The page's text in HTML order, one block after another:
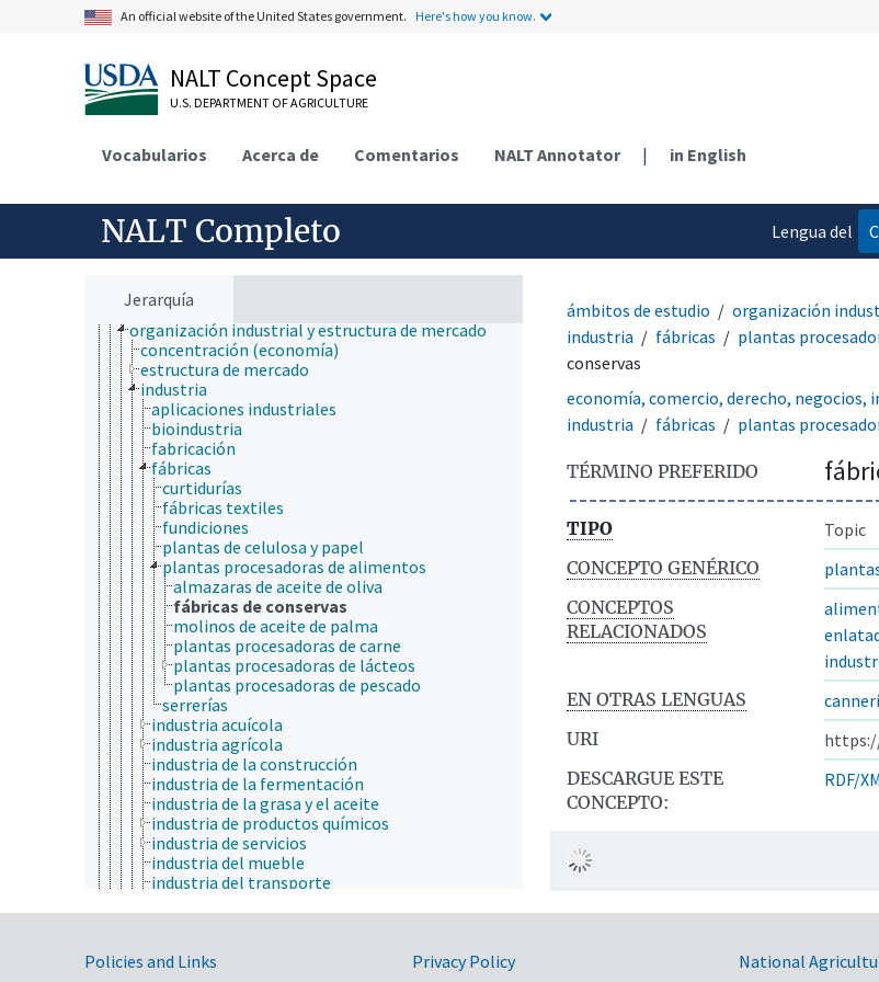
An official website of the United States government. Here's how you know.
NALT Concept Space
U.S. DEPARTMENT OF AGRICULTURE
Vocabularios Acerca de Comentarios NALT Annotator | in English
NALT Completo
Lengua del
Jerarquía
econometría
economía de la producción
economía del consumidor
economía financiera
economía laboral y demográfica
evaluación económica
factores económicos
industria agropecuaria y economía de la empresa
macroeconomía
microeconomía
organización industrial y estructura de mercado
concentración (economía)
estructura de mercado
industria
aplicaciones industriales
bioindustria
fabricación
fábricas
curtidurías
fábricas textiles
fundiciones
plantas de celulosa y papel
plantas procesadoras de alimentos
almazaras de aceite de oliva
fábricas de conservas
molinos de aceite de palma
plantas procesadoras de carne
plantas procesadoras de lácteos
plantas procesadoras de pescado
serrerías
industria acuícola
industria agrícola
industria de la construcción
industria de la fermentación
industria de la grasa y el aceite
industria de productos químicos
industria de servicios
industria del mueble
industria del transporte
minería
ámbitos de estudio
organización
industria
fábricas plantas
conservas
economía, comercio, derecho, negocios,
industria
fábricas plantas
TÉRMINO PREFERIDO
TIPO
Topic
CONCEPTO GENÉRICO
CONCEPTOS
RELACIONADOS
EN OTRAS LENGUAS
URI
DESCARGUE ESTE
CONCEPTO:
RDF/
Government Links
Policies and Links Privacy Policy National